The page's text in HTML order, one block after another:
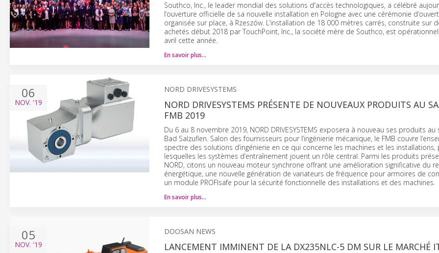
Southco, Inc., le leader mondial des solutions d'accès technologiques, a célébré
l’ouverture officielle de sa nouvelle installation en Pologne avec une cérémonie
organisée sur place, à Rzeszów. L’installation de 18 000 mètres carrés, construite sur
achetés début 2018 par TouchPoint, Inc., la société mère de Southco, est
avril cette année.
En savoir plus…
06
NOV. '19
NORD DRIVESYSTEMS
NORD DRIVESYSTEMS PRÉSENTE DE NOUVEAUX PRODUITS AU
FMB 2019
Du 6 au 8 novembre 2019, NORD DRIVESYSTEMS exposera à nouveau ses produits au
Bad Salzuflen. Salon des fournisseurs pour l’ingénierie mécanique, le FMB couvre
spectre des solutions d’ingénierie en ce qui concerne les machines et les installations,
lesquelles les systèmes d’entraînement jouent un rôle central. Parmi les produits
NORD, citons un nouveau moteur synchrone offrant une amélioration significative du
énergétique, une nouvelle génération de variateurs de fréquence pour armoires de
un module PROFIsafe pour la sécurité fonctionnelle des installations et des machines.
En savoir plus…
05
NOV. '19
DOOSAN NEWS
LANCEMENT IMMINENT DE LA DX235NLC-5 DM SUR LE MARCHÉ